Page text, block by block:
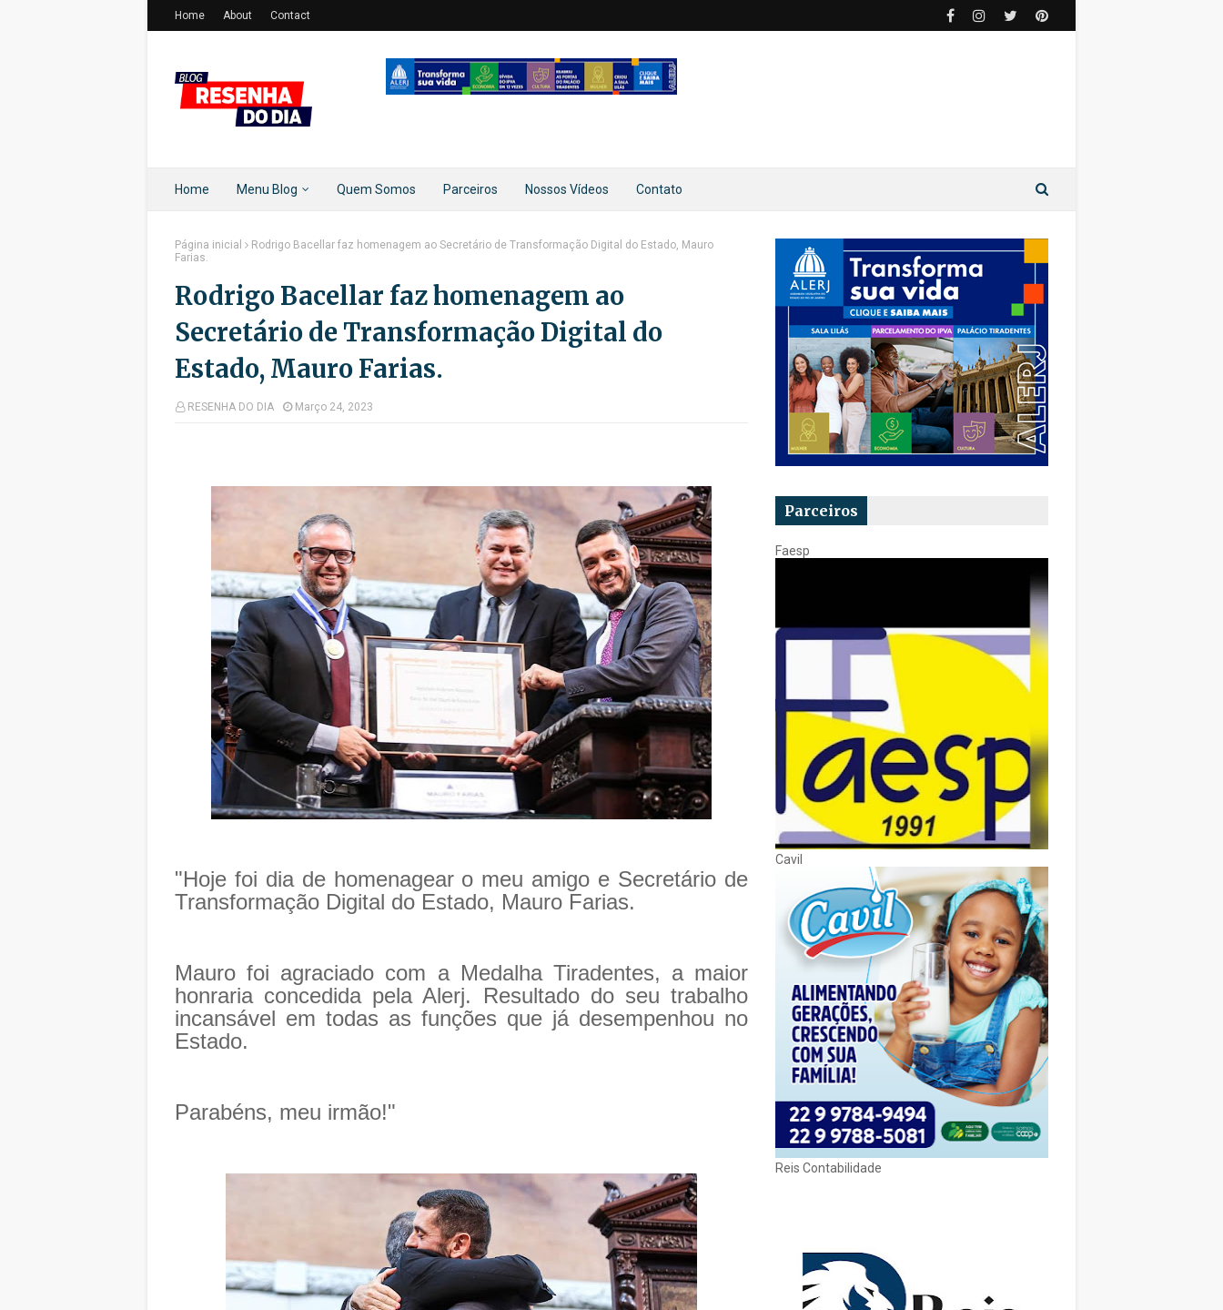
Home About Contact
Home Menu Blog Quem Somos Parceiros Nossos Vídeos Contato
Página inicial
Rodrigo Bacellar faz homenagem ao Secretário de Transformação Digital do Estado, Mauro
Farias.
Rodrigo Bacellar faz homenagem ao
Secretário de Transformação Digital do
Estado, Mauro Farias.
RESENHA DO DIA Março 24, 2023
"Hoje foi dia de homenagear o meu amigo e Secretário de
Transformação Digital do Estado, Mauro Farias.
Mauro foi agraciado com a Medalha Tiradentes, a maior
honraria concedida pela Alerj. Resultado do seu trabalho
incansável em todas as funções que já desempenhou no
Estado.
Parabéns, meu irmão!"
Parceiros
Faesp
Cavil
Reis Contabilidade